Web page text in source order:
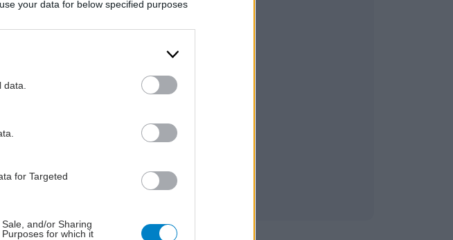
your data for below specified purposes
for Targeted
and/or Sharing
for which it